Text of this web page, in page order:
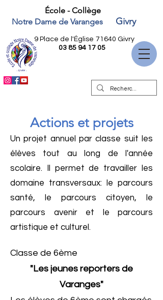
École - Collège
Notre Dame de Varanges
Givry
9 Place de l'Église 71640 Givry
03 85 94 17 05
Actions et projets
Un projet annuel par classe suit les
élèves tout au long de l'année
scolaire. Il permet de travailler les
domaine transversaux: le parcours
santé, le parcours citoyen, le
parcours avenir et le parcours
artistique et culturel.
Classe de 6ème
"Les jeunes reporters de
Varanges"